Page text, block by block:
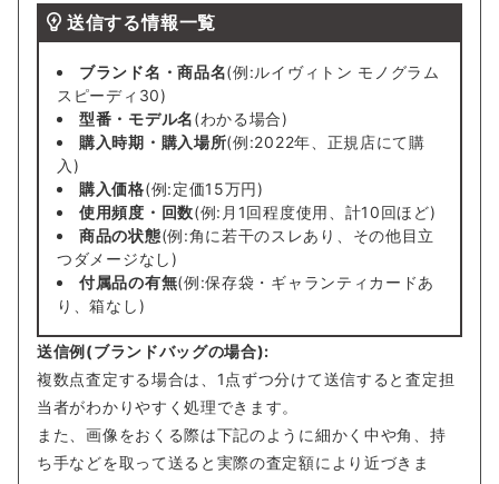
送信する情報一覧
ブランド名・商品名(例:ルイヴィトン モノグラム
スピーディ30)
型番・モデル名(わかる場合)
購入時期・購入場所(例:2022年、正規店にて購
入)
購入価格(例:定価15万円)
使用頻度・回数(例:月1回程度使用、計10回ほど)
商品の状態(例:角に若干のスレあり、その他目立
つダメージなし)
付属品の有無(例:保存袋・ギャランティカードあ
り、箱なし)
送信例(ブランドバッグの場合):
複数点査定する場合は、1点ずつ分けて送信すると査定担
当者がわかりやすく処理できます。
また、画像をおくる際は下記のように細かく中や角、持
ち手などを取って送ると実際の査定額により近づきま